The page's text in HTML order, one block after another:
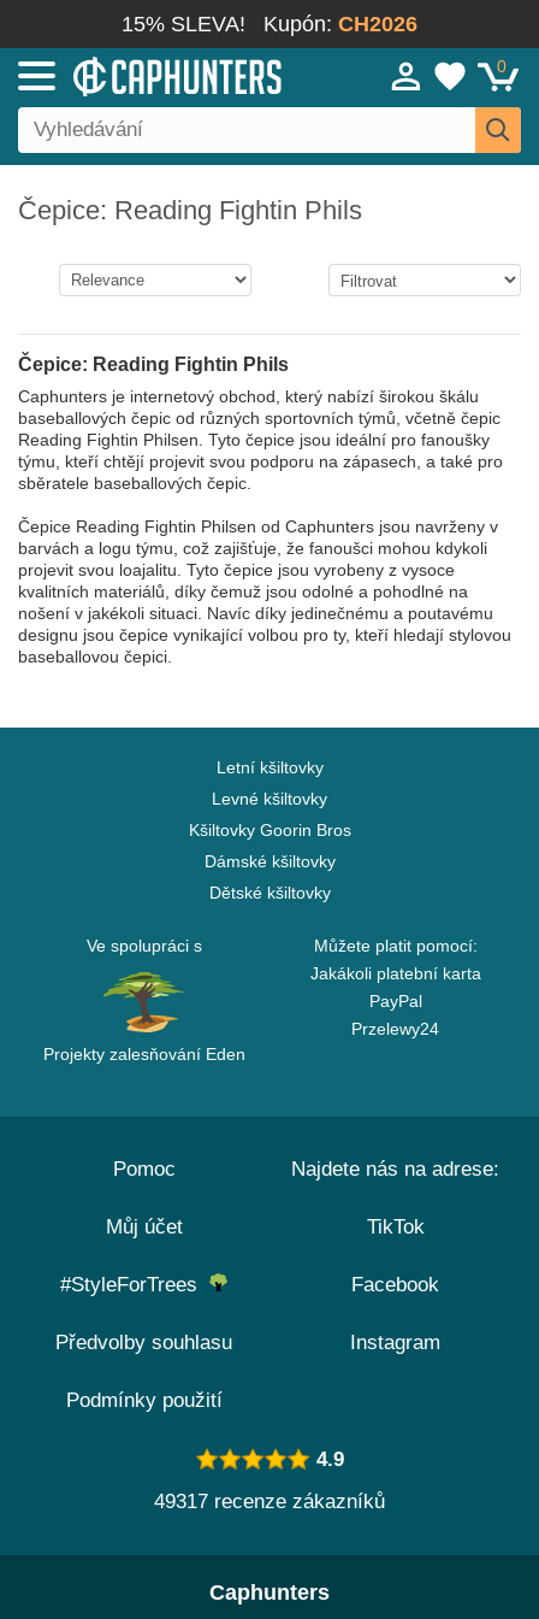
15% SLEVA! Kupón: CH2026
0
Čepice: Reading Fightin Phils
Čepice: Reading Fightin Phils
Caphunters je internetový obchod, který nabízí širokou škálu
baseballových čepic od různých sportovních týmů, včetně čepic
Reading Fightin Philsen. Tyto čepice jsou ideální pro fanoušky
týmu, kteří chtějí projevit svou podporu na zápasech, a také pro
sběratele baseballových čepic.
Čepice Reading Fightin Philsen od Caphunters jsou navrženy v
barvách a logu týmu, což zajišťuje, že fanoušci mohou kdykoli
projevit svou loajalitu. Tyto čepice jsou vyrobeny z vysoce
kvalitních materiálů, díky čemuž jsou odolné a pohodlné na
nošení v jakékoli situaci. Navíc díky jedinečnému a poutavému
designu jsou čepice vynikající volbou pro ty, kteří hledají stylovou
baseballovou čepici.
Letní kšiltovky
Levné kšiltovky
Kšiltovky Goorin Bros
Dámské kšiltovky
Dětské kšiltovky
Ve spolupráci s
Projekty zalesňování Eden
Můžete platit pomocí:
Jakákoli platební karta
PayPal
Przelewy24
Pomoc
Můj účet
#StyleForTrees
Předvolby souhlasu
Podmínky použití
Najdete nás na adrese:
TikTok
Facebook
Instagram
4.9
49317 recenze zákazníků
Caphunters